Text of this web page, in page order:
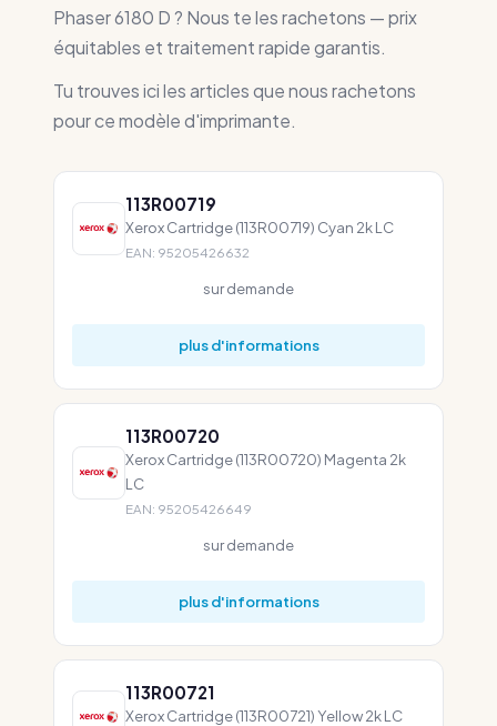
Phaser 6180 D ? Nous te les rachetons — prix
équitables et traitement rapide garantis.
Tu trouves ici les articles que nous rachetons
pour ce modèle d'imprimante.
113R00719
Xerox Cartridge (113R00719) Cyan 2k LC
EAN: 95205426632
sur demande
plus d'informations
113R00720
Xerox Cartridge (113R00720) Magenta 2k
LC
EAN: 95205426649
sur demande
plus d'informations
113R00721
Xerox Cartridge (113R00721) Yellow 2k LC